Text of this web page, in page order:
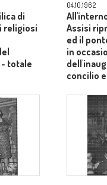
di
religiosi
totale
04.10.1962
Assisi
ed il
in
concilio